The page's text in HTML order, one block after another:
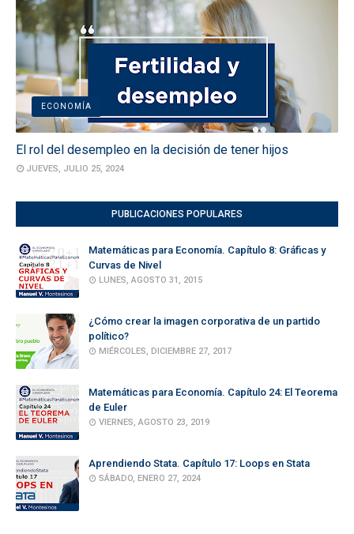
ECONOMÍA
El rol del desempleo en la decisión de tener hijos
JUEVES, JULIO 25, 2024
PUBLICACIONES POPULARES
Matemáticas para Economía. Capítulo 8: Gráficas y
Curvas de Nivel
LUNES, AGOSTO 31, 2015
¿Cómo crear la imagen corporativa de un partido
político?
MIÉRCOLES, DICIEMBRE 27, 2017
Matemáticas para Economía. Capítulo 24: El Teorema
de Euler
VIERNES, AGOSTO 23, 2019
Aprendiendo Stata. Capítulo 17: Loops en Stata
SÁBADO, ENERO 27, 2024